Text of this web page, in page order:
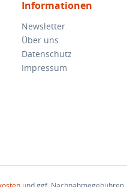
Informationen
Newsletter
Über uns
Datenschutz
Impressum